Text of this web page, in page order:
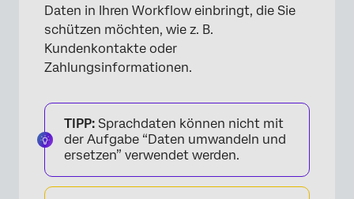
Daten in Ihren Workflow einbringt, die Sie
schützen möchten, wie z. B.
Kundenkontakte oder
Zahlungsinformationen.
TIPP: Sprachdaten können nicht mit
der Aufgabe “Daten umwandeln und
ersetzen” verwendet werden.